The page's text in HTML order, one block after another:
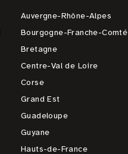
Auvergne-Rhône-Alpes
Bourgogne-Franche-Comté
Bretagne
Centre-Val de Loire
Corse
Grand Est
Guadeloupe
Guyane
Hauts-de-France